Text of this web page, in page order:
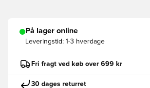
På lager online
Leveringstid: 1-3 hverdage
Fri fragt ved køb over 699 kr
30 dages returret